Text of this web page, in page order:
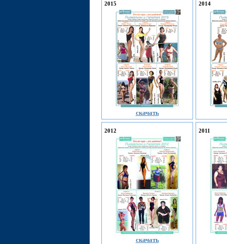
2015
скачать
2014
2012
скачать
2011